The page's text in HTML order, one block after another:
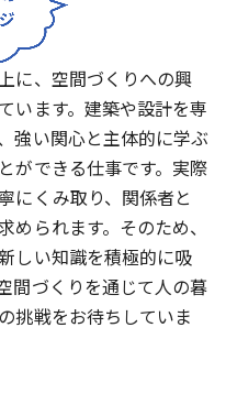
に、空間づくりへの興
います。建築や設計を専
強い関心と主体的に学ぶ
ができる仕事です。実際
にくみ取り、関係者と
られます。そのため、
しい知識を積極的に吸
間づくりを通じて人の暮
挑戦をお待ちしていま